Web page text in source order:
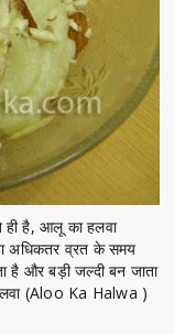
है, आलू का हलवा
अधिकतर व्रत के समय
है और बड़ी जल्दी बन जाता
(Aloo Ka Halwa )